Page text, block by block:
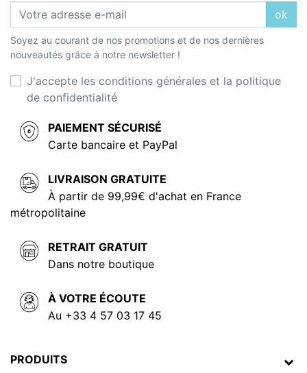
ok
Soyez au courant de nos promotions et de nos dernières
nouveautés grâce à notre newsletter !
J'accepte les conditions générales et la politique
de confidentialité
PAIEMENT SÉCURISÉ
Carte bancaire et PayPal
LIVRAISON GRATUITE
À partir de 99,99€ d'achat en France
métropolitaine
RETRAIT GRATUIT
Dans notre boutique
À VOTRE ÉCOUTE
Au +33 4 57 03 17 45
PRODUITS